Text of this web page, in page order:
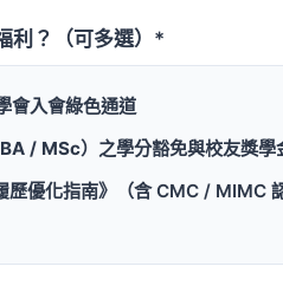
利？（可多選）*
會入會綠色通道
/ MSc） 之學分豁免與校友獎學
優化指南》
（含 CMC / MIMC